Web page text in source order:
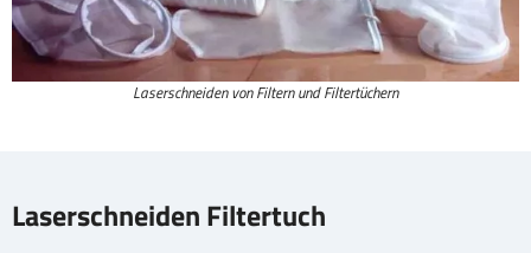
Laserschneiden von Filtern und Filtertüchern
Laserschneiden Filtertuch